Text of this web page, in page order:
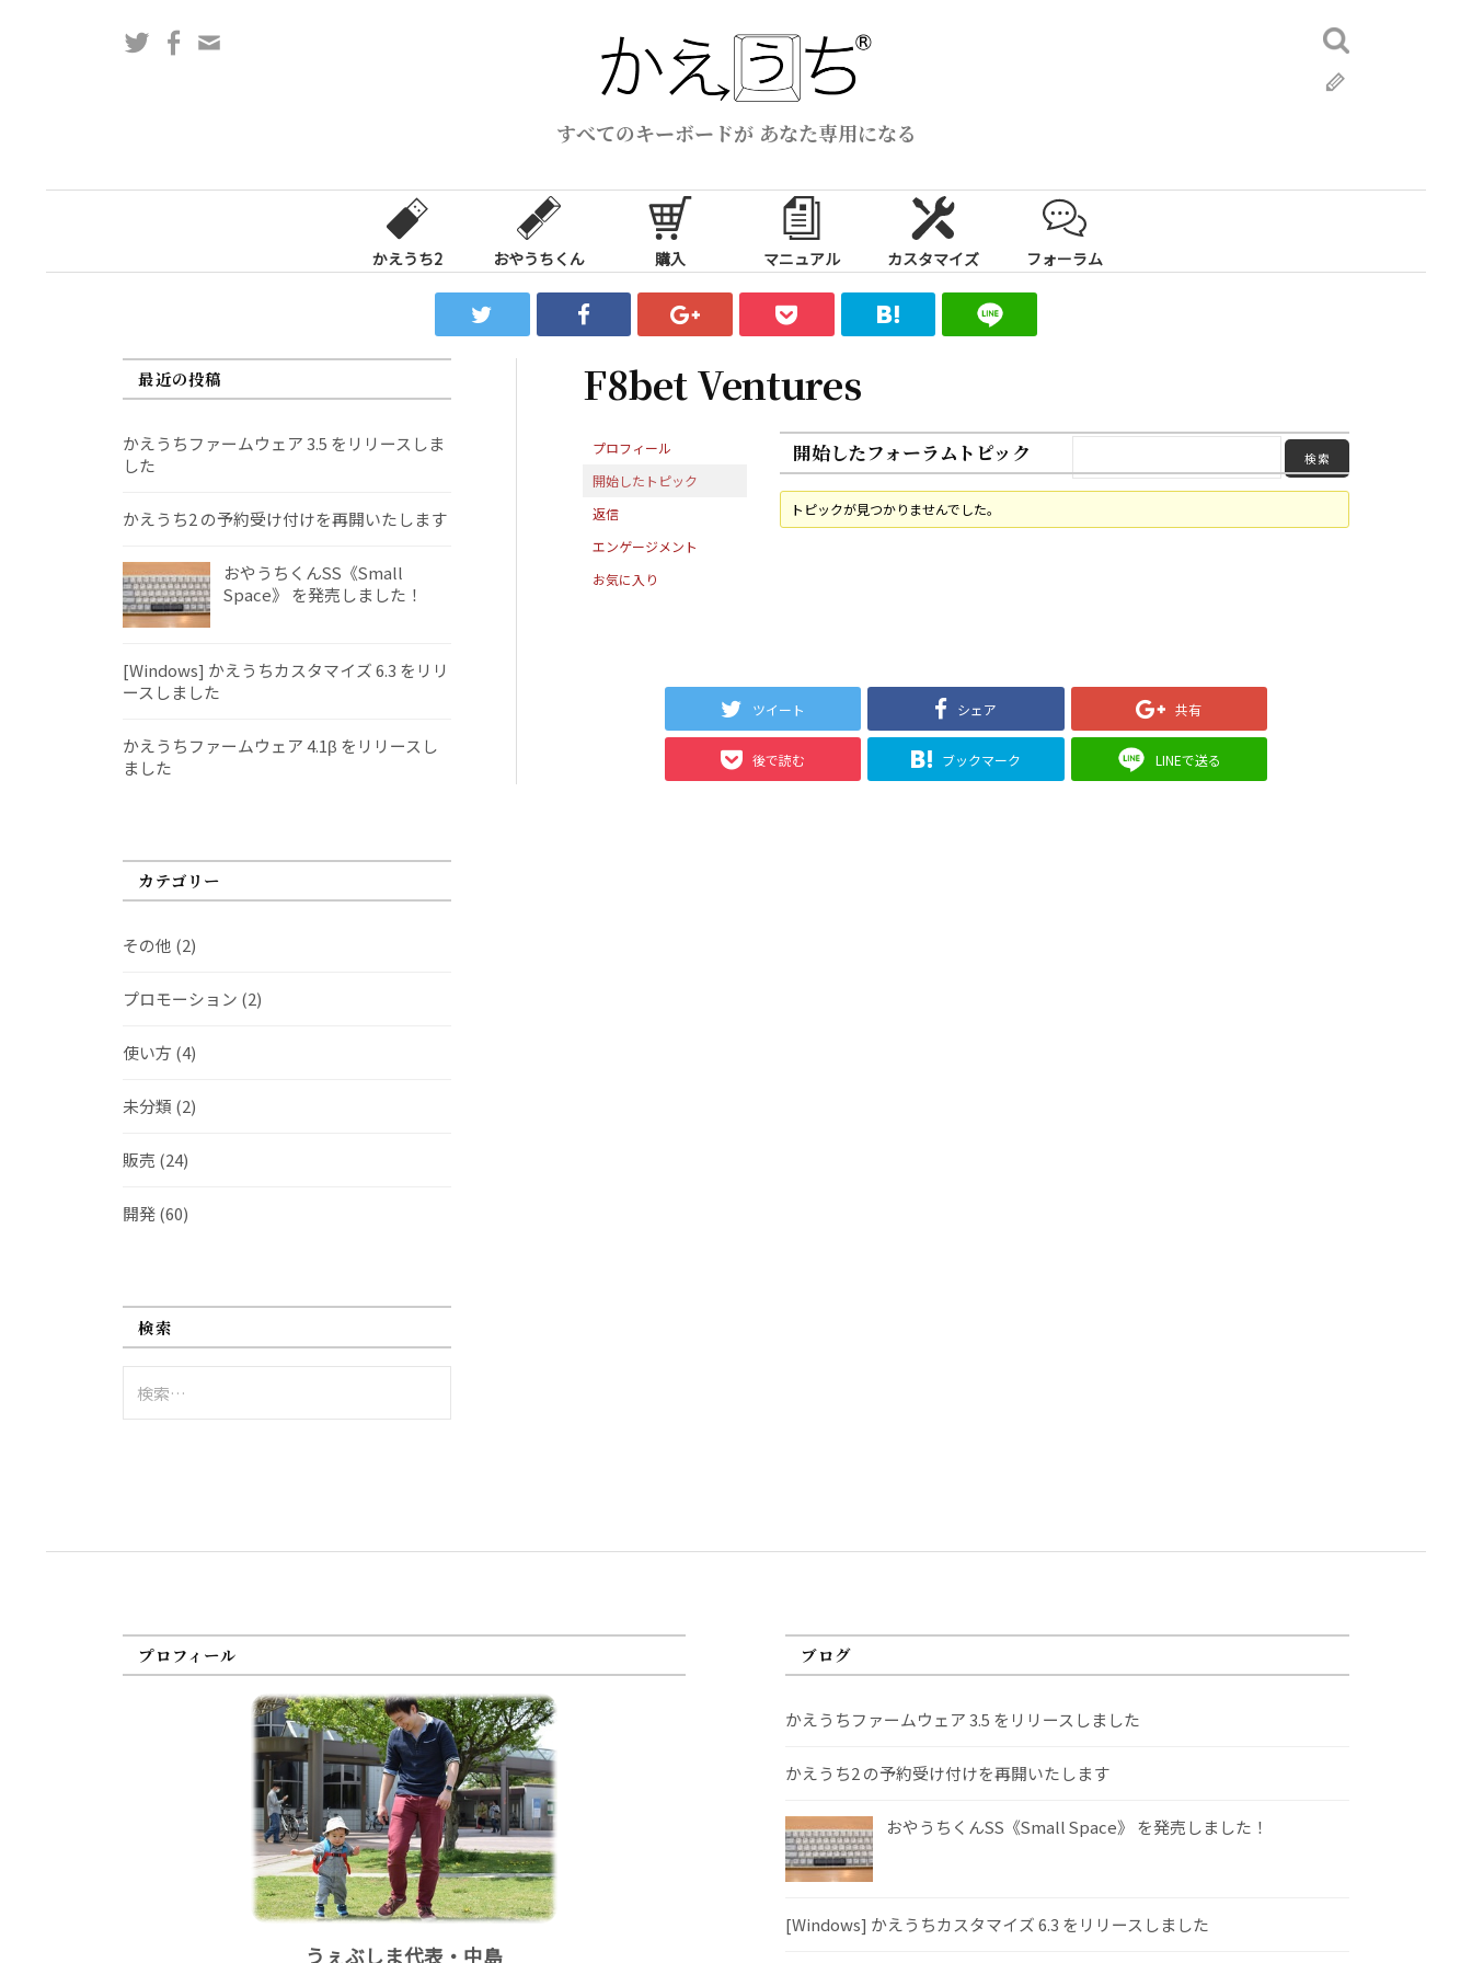
ス
すべてのキーボードが あなた専用になる
TwitterFacebook
検
索:
かえうち2 おやうちくん 購入 マニュアル カスタマイズ フォーラム
F8bet Ventures
プロフィール
開始したトピック
返信
エンゲージメント
お気に入り
開始したフォーラムトピック
トピックが見つかりませんでした。
ツイート シェア 共有
後で読む ブックマーク LINEで送る
最近の投稿
かえうちファームウェア 3.5 をリリースしま
した
かえうち2 の予約受け付けを再開いたします
おやうちくんSS《Small
Space》 を発売しました！
[Windows] かえうちカスタマイズ 6.3 をリリ
ースしました
かえうちファームウェア 4.1β をリリースし
ました
カテゴリー
その他 (2)
プロモーション (2)
使い方 (4)
未分類 (2)
販売 (24)
開発(60)
検索
索:
プロフィール
うぇぶしま代表・中島
ブログ
かえうちファームウェア 3.5 をリリースしました
かえうち2 の予約受け付けを再開いたします
おやうちくんSS《Small Space》 を発売しました！
[Windows] かえうちカスタマイズ 6.3 をリリースしました